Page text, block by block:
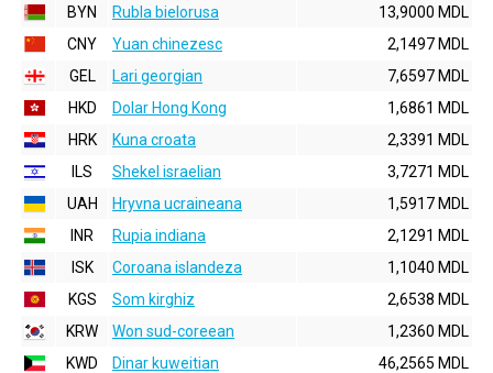
BYN
Rubla bielorusa
13,9000 MDL
CNY
Yuan chinezesc
2,1497 MDL
GEL
Lari georgian
7,6597 MDL
HKD
Dolar Hong Kong
1,6861 MDL
HRK
Kuna croata
2,3391 MDL
ILS
Shekel israelian
3,7271 MDL
UAH
Hryvna ucraineana
1,5917 MDL
INR
Rupia indiana
2,1291 MDL
ISK
Coroana islandeza
1,1040 MDL
KGS
Som kirghiz
2,6538 MDL
KRW
Won sud-coreean
1,2360 MDL
KWD
Dinar kuweitian
46,2565 MDL